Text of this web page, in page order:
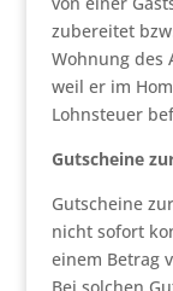
zubereitet
Wohnung des
weil er im
Lohnsteuer
Gutscheine
Gutscheine
nicht sofort
einem Betrag
Bei solchen